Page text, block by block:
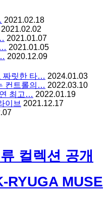
2021.02.18
2021.02.02
2021.01.07
2021.01.05
2020.12.09
짜릿한 타… 2024.01.03
컨트롤의… 2022.03.10
최고… 2022.01.19
이브 2021.12.17
컬렉션 공개
RYUGA MUSE